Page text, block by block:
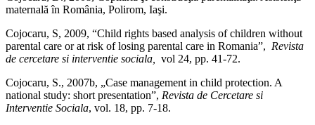
maternală în România, Polirom, Iaşi.
Cojocaru, S, 2009, “Child rights based analysis of children without
parental care or at risk of losing parental care in Romania”, Revista
de cercetare si interventie sociala, vol 24, pp. 41-72.
Cojocaru, S., 2007b, „Case management in child protection. A
national study: short presentation”, Revista de Cercetare si
Interventie Sociala, vol. 18, pp. 7-18.